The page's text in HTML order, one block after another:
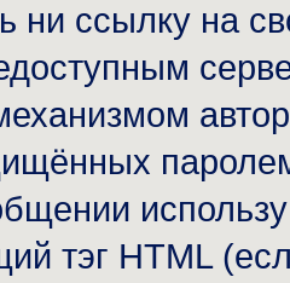
ни ссылку на
тэг HTML